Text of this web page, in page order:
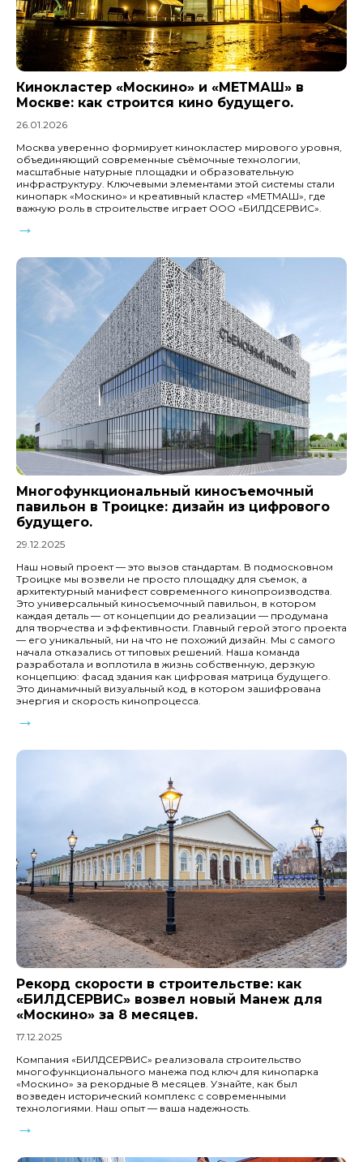
Кинокластер «Москино» и «МЕТМАШ» в
Москве: как строится кино будущего.
26.01.2026
Москва уверенно формирует кинокластер мирового уровня,
объединяющий современные съёмочные технологии,
масштабные натурные площадки и образовательную
инфраструктуру. Ключевыми элементами этой системы стали
кинопарк «Москино» и креативный кластер «МЕТМАШ», где
важную роль в строительстве играет ООО «БИЛДСЕРВИС».
→
Многофункциональный киносъемочный
павильон в Троицке: дизайн из цифрового
будущего.
29.12.2025
Наш новый проект — это вызов стандартам. В подмосковном
Троицке мы возвели не просто площадку для съемок, а
архитектурный манифест современного кинопроизводства.
Это универсальный киносъемочный павильон, в котором
каждая деталь — от концепции до реализации — продумана
для творчества и эффективности. Главный герой этого проекта
— его уникальный, ни на что не похожий дизайн. Мы с самого
начала отказались от типовых решений. Наша команда
разработала и воплотила в жизнь собственную, дерзкую
концепцию: фасад здания как цифровая матрица будущего.
Это динамичный визуальный код, в котором зашифрована
энергия и скорость кинопроцесса.
→
Рекорд скорости в строительстве: как
«БИЛДСЕРВИС» возвел новый Манеж для
«Москино» за 8 месяцев.
17.12.2025
Компания «БИЛДСЕРВИС» реализовала строительство
многофункционального манежа под ключ для кинопарка
«Москино» за рекордные 8 месяцев. Узнайте, как был
возведен исторический комплекс с современными
технологиями. Наш опыт — ваша надежность.
→